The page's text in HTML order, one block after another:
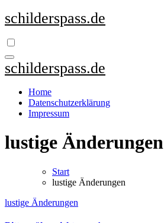
Zum
Inhalt
schilderspass.de
schilderspass.de
Home
Datenschutzerklärung
Impressum
lustige Änderungen
Start
lustige Änderungen
lustige Änderungen